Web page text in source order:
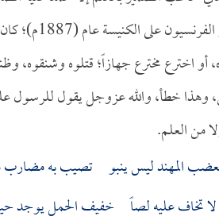
لما ثار
أو اخترع مخترع جهازاً؛ قتلوه وشنقوه،
وهذا خطأ، والله عزوجل يقول للرسول
من العلم.
المهند ليس ينبو تصيب به
لا تخاف عليه لصاً خفيف الحمل يوجد